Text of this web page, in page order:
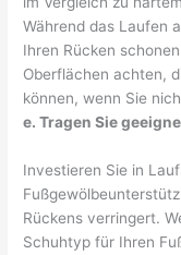
Während das Laufen
Ihren Rücken
Oberflächen achten,
können, wenn Sie
e. Tragen Sie
Investieren Sie in
Rückens verringert.
Schuhtyp für Ihren